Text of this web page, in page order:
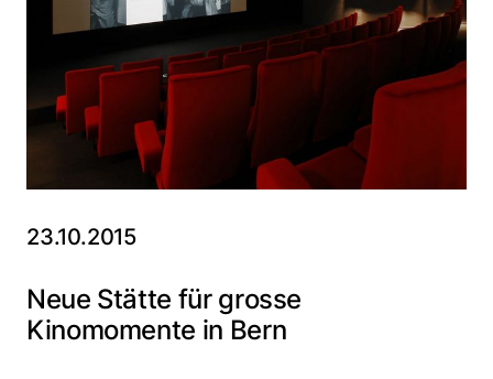
23.10.2015
Neue Stätte für grosse
Kinomomente in Bern